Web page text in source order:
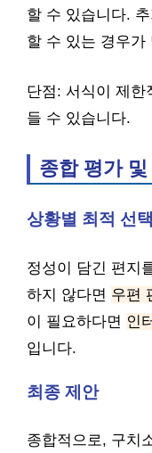
할 수 있습니다.
할 수 있는 경우가
단점: 서식이 제한
들 수 있습니다.
종합 평가 및
상황별 최적 선택
정성이 담긴 편지
하지 않다면 우편
이 필요하다면 인
입니다.
최종 제안
종합적으로, 구치